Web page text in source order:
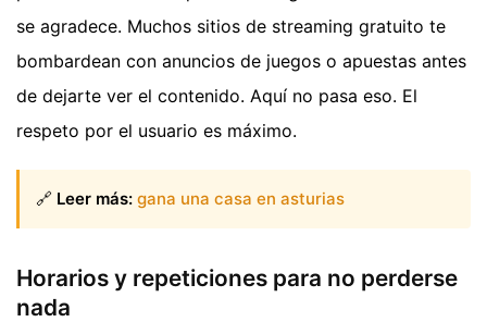
se agradece. Muchos sitios de streaming gratuito te
bombardean con anuncios de juegos o apuestas antes
de dejarte ver el contenido. Aquí no pasa eso. El
respeto por el usuario es máximo.
🔗 Leer más: gana una casa en asturias
Horarios y repeticiones para no perderse
nada